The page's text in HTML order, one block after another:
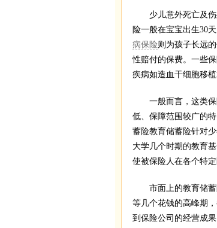
少儿意外死亡及伤
险一般在宝宝出生30
病保险则为孩子长远
性赔付的保费。一些
疾病如造血干细胞移
一般而言，这类保
低、保障范围较广的
蓄险教育储蓄险针对
大学几个时期的教育
使被保险人在各个特
市面上的教育储蓄
等几个花钱的高峰期
到保险公司的经营成